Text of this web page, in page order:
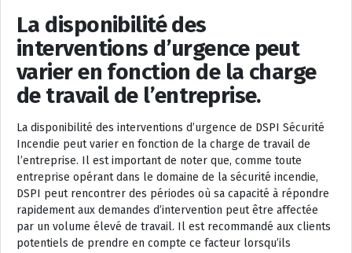
La disponibilité des
interventions d’urgence peut
varier en fonction de la charge
de travail de l’entreprise.
La disponibilité des interventions d’urgence de DSPI Sécurité
Incendie peut varier en fonction de la charge de travail de
l’entreprise. Il est important de noter que, comme toute
entreprise opérant dans le domaine de la sécurité incendie,
DSPI peut rencontrer des périodes où sa capacité à répondre
rapidement aux demandes d’intervention peut être affectée
par un volume élevé de travail. Il est recommandé aux clients
potentiels de prendre en compte ce facteur lorsqu’ils